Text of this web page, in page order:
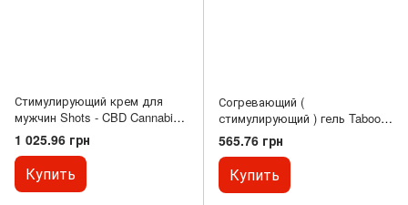
Стимулирующий крем для
мужчин Shots - CBD Cannabis
Masturbation Cream For Him, 50
ml
1 025.96 грн
Купить
Согревающий (
стимулирующий ) гель Taboo
Male Booster Gel, 30 ml, 30 ml
565.76 грн
Купить